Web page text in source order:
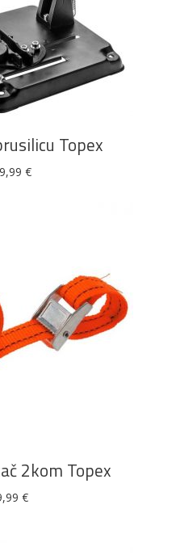
KOŠARICU
Topex
€
2kom Topex
€